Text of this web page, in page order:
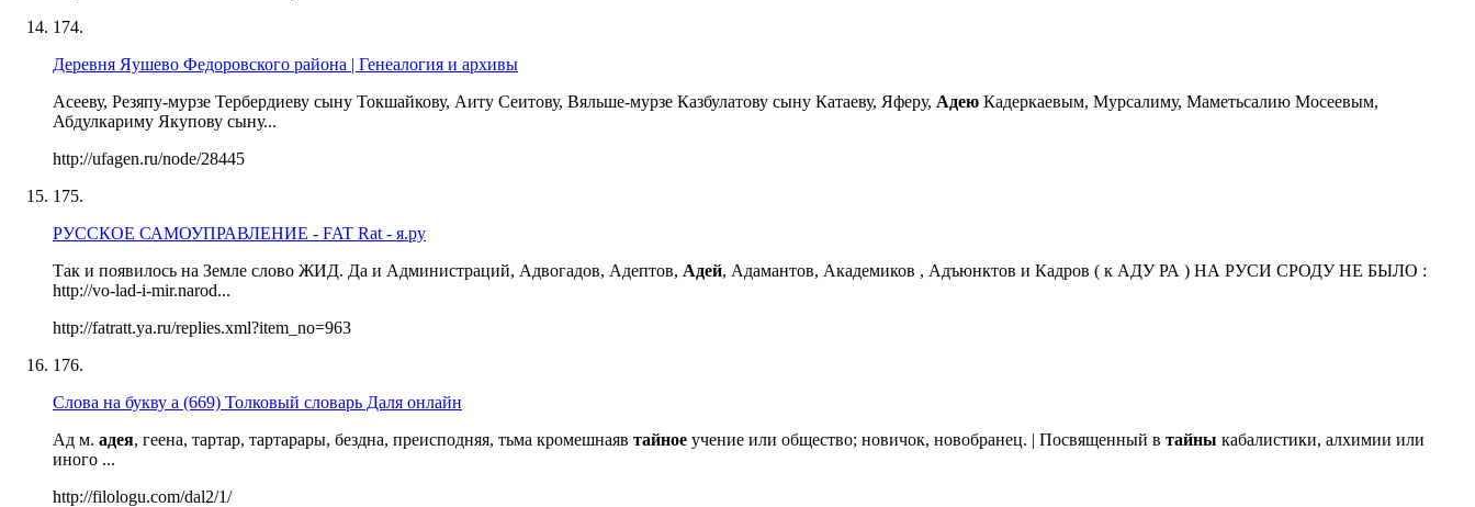
174.
Деревня Яушево Федоровского района | Генеалогия и архивы
Асееву, Резяпу-мурзе Тербердиеву сыну Токшайкову, Аиту Сеитову, Вяльше-мурзе Казбулатову сыну Катаеву, Яферу, Адею Кадеркаевым, Мурсалиму, Маметьсалию Мосеевым,
Абдулкариму Якупову сыну...
http://ufagen.ru/node/28445
175.
РУССКОЕ САМОУПРАВЛЕНИЕ - FAT Rat - я.ру
Так и появилось на Земле слово ЖИД. Да и Администраций, Адвогадов, Адептов, Адей, Адамантов, Академиков , Адъюнктов и Кадров ( к АДУ РА ) НА РУСИ СРОДУ НЕ БЫЛО :
http://vo-lad-i-mir.narod...
http://fatratt.ya.ru/replies.xml?item_no=963
176.
Слова на букву а (669) Толковый словарь Даля онлайн
Ад м. адея, геена, тартар, тартарары, бездна, преисподняя, тьма кромешнаяв тайное учение или общество; новичок, новобранец. | Посвященный в тайны кабалистики, алхимии или
иного ...
http://filologu.com/dal2/1/